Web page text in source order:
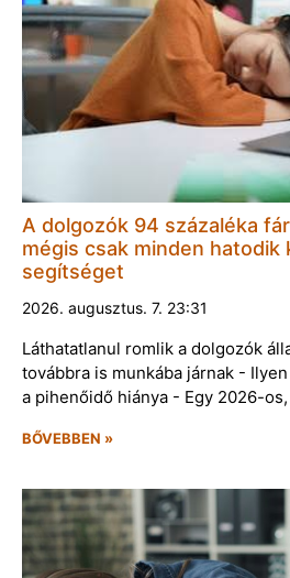
A dolgozók 94 százaléka
mégis csak minden hatodik
segítséget
2026. augusztus. 7. 23:31
Láthatatlanul romlik a dolgozók
továbbra is munkába járnak -
a pihenőidő hiánya - Egy 2026-
BŐVEBBEN »